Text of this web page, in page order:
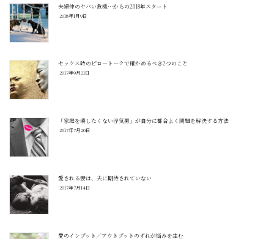
夫婦仲のヤバい危機…からの2018年スタート
2018年1月9日
セックス時のピロートークで確かめるべき2つのこと
2017年9月21日
「家庭を壊したくない浮気男」が自分に都合よく問題を解決する方法
2017年7月20日
愛される妻は、夫に期待されていない
2017年7月14日
愛のインプット／アウトプットのずれが悩みを生む